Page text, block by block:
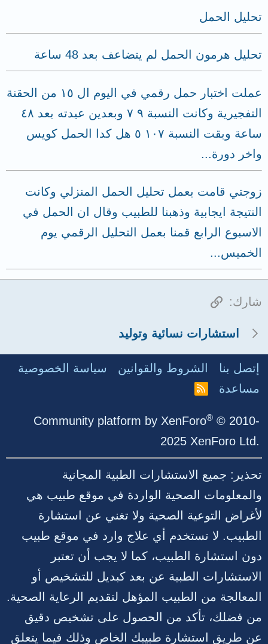
تحليل الحمل
تحليل هرمون الحمل لم يتضاعف بعد 48 ساعة
عملت اختبار حمل رقمي في اليوم ال ١٥ من الحقنة
التفجيرية وكانت النسبة ٩ ٧ وبعدين عيدته بعد ٤٨
ساعة وبقت النسبة ١٠٧ ٥ هل كدا الحمل كويس
واخر دورة...
زوجتي قامت بعمل تحليل الحمل المنزلي وكانت
النتيجة ايجابية وذهبنا للطبيب وقال ان الحمل في
الاسبوع الرابع قمنا بعمل التحليل الرقمي يوم
الخميس...
شارك: الرابط
استشارات نسائية وتوليد
إتصل بنا الشروط والقوانين
سياسة الخصوصية
مساعدة
R
Community platform by XenForo® © 2010-
2025 XenForo Ltd.
تحذير: جميع الاستشارات الطبية المجانية
والمعلومات الصحية الواردة في موقع طبيب هي
لأغراض التوعية الصحية ولا تغني عن استشارة
الطبيب. لا تستخدم أي علاج وارد في موقع طبيب
دون استشارة الطبيب، كما لا يجب أن تعتبر
الاستشارات الطبية عن بعد كبديل للتشخيص أو
المعالجة من الطبيب المؤهل لتقديم الرعاية الصحية.
من فضلك، تأكد من الحصول على تشخيص دقيق
عن طريق استشارة طبيبك الخاص وذلك فيما يتعلق